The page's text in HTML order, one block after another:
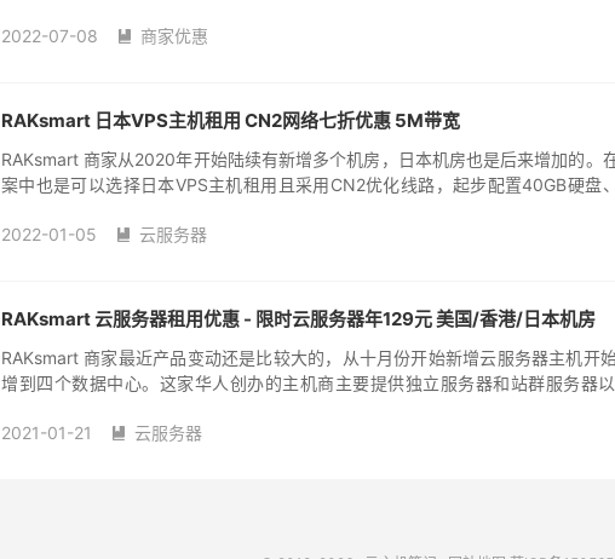
2022-07-08
 商家优惠
RAKsmart 日本VPS主机租用 CN2网络七折优惠 5M带宽
RAKsmart 商家从2020年开始陆续有新增多个机房，日本机房也是后来增加的。
案中也是可以选择日本VPS主机租用且采用CN2优化线路，起步配置40GB硬盘
2022-01-05
 云服务器
RAKsmart 云服务器租用优惠 - 限时云服务器年129元 美国/香港/日本机房
RAKsmart 商家最近产品变动还是比较大的，从十月份开始新增云服务器主机开
增到四个数据中心。这家华人创办的主机商主要提供独立服务器和站群服务器
2021-01-21
 云服务器